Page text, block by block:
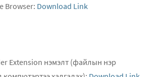
Browser: Download Link
Extension нэмэлт (файлын нэр